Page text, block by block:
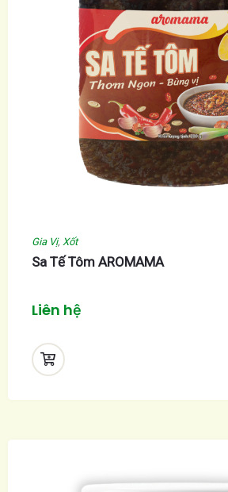
Gia Vị, Xốt
Sa Tế Tôm AROMAMA
Liên hệ